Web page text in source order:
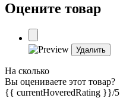
Оцените товар
Удалить
На сколько
Вы оцениваете этот товар?
{{ currentHoveredRating }}/5